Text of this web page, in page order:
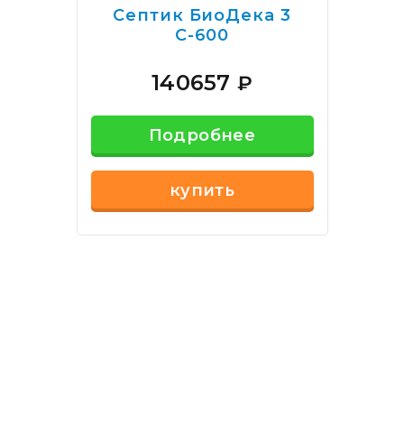
Септик БиоДека 3
С-600
140657 ₽
Подробнее
купить